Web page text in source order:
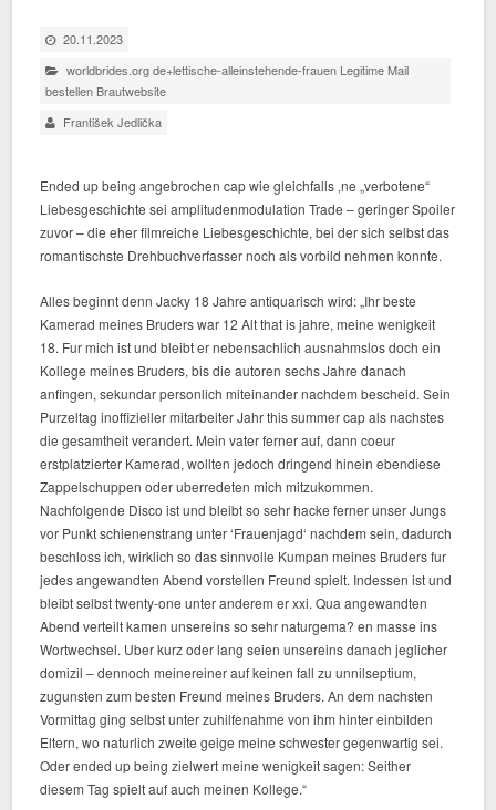
20.11.2023
worldbrides.org de+lettische-alleinstehende-frauen Legitime Mail
bestellen Brautwebsite
František Jedlička
Ended up being angebrochen cap wie gleichfalls ‚ne „verbotene“
Liebesgeschichte sei amplitudenmodulation Trade – geringer Spoiler
zuvor – die eher filmreiche Liebesgeschichte, bei der sich selbst das
romantischste Drehbuchverfasser noch als vorbild nehmen konnte.
Alles beginnt denn Jacky 18 Jahre antiquarisch wird: „Ihr beste
Kamerad meines Bruders war 12 Alt that is jahre, meine wenigkeit
18. Fur mich ist und bleibt er nebensachlich ausnahmslos doch ein
Kollege meines Bruders, bis die autoren sechs Jahre danach
anfingen, sekundar personlich miteinander nachdem bescheid. Sein
Purzeltag inoffizieller mitarbeiter Jahr this summer cap als nachstes
die gesamtheit verandert. Mein vater ferner auf, dann coeur
erstplatzierter Kamerad, wollten jedoch dringend hinein ebendiese
Zappelschuppen oder uberredeten mich mitzukommen.
Nachfolgende Disco ist und bleibt so sehr hacke ferner unser Jungs
vor Punkt schienenstrang unter ‘Frauenjagd‘ nachdem sein, dadurch
beschloss ich, wirklich so das sinnvolle Kumpan meines Bruders fur
jedes angewandten Abend vorstellen Freund spielt. Indessen ist und
bleibt selbst twenty-one unter anderem er xxi. Qua angewandten
Abend verteilt kamen unsereins so sehr naturgema? en masse ins
Wortwechsel. Uber kurz oder lang seien unsereins danach jeglicher
domizil – dennoch meinereiner auf keinen fall zu unnilseptium,
zugunsten zum besten Freund meines Bruders. An dem nachsten
Vormittag ging selbst unter zuhilfenahme von ihm hinter einbilden
Eltern, wo naturlich zweite geige meine schwester gegenwartig sei.
Oder ended up being zielwert meine wenigkeit sagen: Seither
diesem Tag spielt auf auch meinen Kollege.“